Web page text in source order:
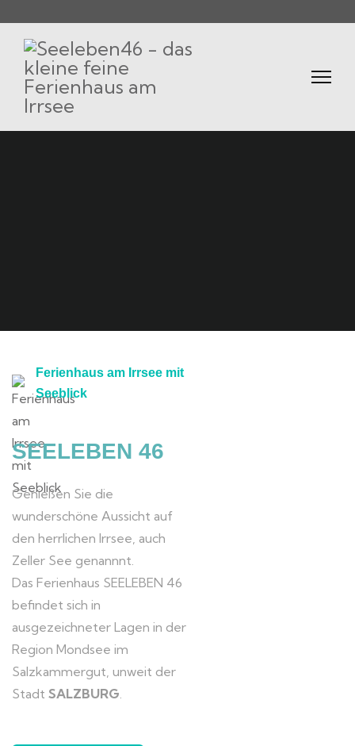
Ferienhaus am Irrsee mit
Seeblick
SEELEBEN 46
Genießen Sie die
wunderschöne Aussicht auf
den herrlichen Irrsee, auch
Zeller See genannnt.
Das Ferienhaus SEELEBEN 46
befindet sich in
ausgezeichneter Lagen in der
Region Mondsee im
Salzkammergut, unweit der
Stadt SALZBURG.